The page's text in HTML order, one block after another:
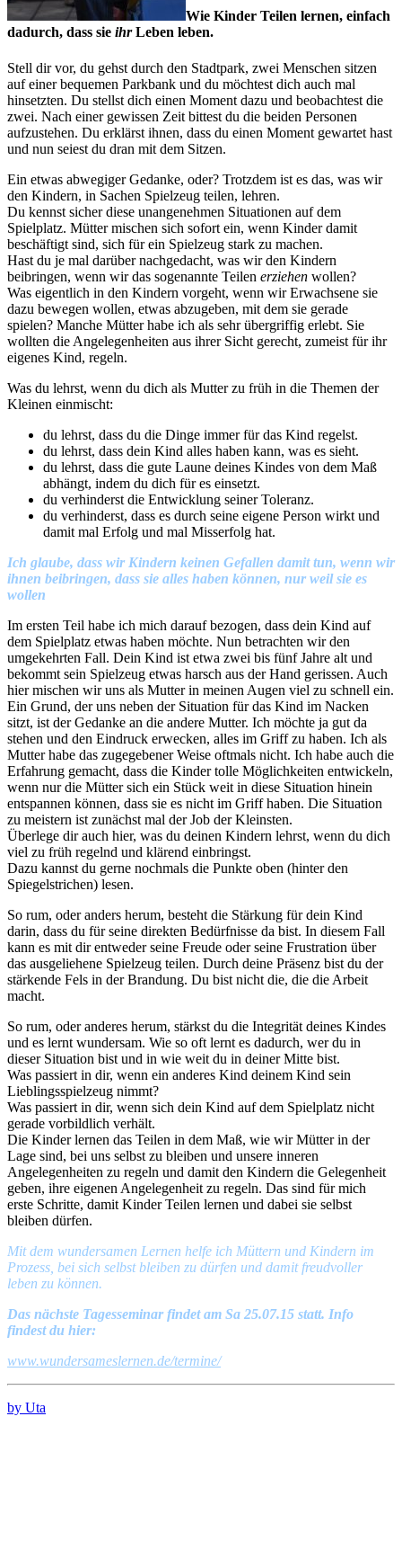
Wie Kinder Teilen lernen, einfach
dadurch, dass sie ihrLeben leben.
Stell dir vor, du gehst durch den Stadtpark, zwei Menschen sitzen
auf einer bequemen Parkbank und du möchtest dich auch mal
hinsetzten. Du stellst dich einen Moment dazu und beobachtest die
zwei. Nach einer gewissen Zeit bittest du die beiden Personen
aufzustehen. Du erklärst ihnen, dass du einen Moment gewartet hast
und nun seiest du dran mit dem Sitzen.
Ein etwas abwegiger Gedanke, oder? Trotzdem ist es das, was wir
den Kindern, in Sachen Spielzeug teilen, lehren.
Du kennst sicher diese unangenehmen Situationen auf dem
Spielplatz. Mütter mischen sich sofort ein, wenn Kinder damit
beschäftigt sind, sich für ein Spielzeug stark zu machen.
Hast du je mal darüber nachgedacht, was wir den Kindern
beibringen, wenn wir das sogenannte Teilen erziehen wollen?
Was eigentlich in den Kindern vorgeht, wenn wir Erwachsene sie
dazu bewegen wollen, etwas abzugeben, mit dem sie gerade
spielen? Manche Mütter habe ich als sehr übergriffig erlebt. Sie
wollten die Angelegenheiten aus ihrer Sicht gerecht, zumeist für ihr
eigenes Kind, regeln.
Was du lehrst, wenn du dich als Mutter zu früh in die Themen der
Kleinen einmischt:
du lehrst, dass du die Dinge immer für das Kind regelst.
du lehrst, dass dein Kind alles haben kann, was es sieht.
du lehrst, dass die gute Laune deines Kindes von dem Maß
abhängt, indem du dich für es einsetzt.
du verhinderst die Entwicklung seiner Toleranz.
du verhinderst, dass es durch seine eigene Person wirkt und
damit mal Erfolg und mal Misserfolg hat.
Ich glaube, dass wir Kindern keinen Gefallen damit tun, wenn wir
ihnen beibringen, dass sie alles haben können, nur weil sie es
wollen
Im ersten Teil habe ich mich darauf bezogen, dass dein Kind auf
dem Spielplatz etwas haben möchte. Nun betrachten wir den
umgekehrten Fall. Dein Kind ist etwa zwei bis fünf Jahre alt und
bekommt sein Spielzeug etwas harsch aus der Hand gerissen. Auch
hier mischen wir uns als Mutter in meinen Augen viel zu schnell ein.
Ein Grund, der uns neben der Situation für das Kind im Nacken
sitzt, ist der Gedanke an die andere Mutter. Ich möchte ja gut da
stehen und den Eindruck erwecken, alles im Griff zu haben. Ich als
Mutter habe das zugegebener Weise oftmals nicht. Ich habe auch die
Erfahrung gemacht, dass die Kinder tolle Möglichkeiten entwickeln,
wenn nur die Mütter sich ein Stück weit in diese Situation hinein
entspannen können, dass sie es nicht im Griff haben. Die Situation
zu meistern ist zunächst mal der Job der Kleinsten.
Überlege dir auch hier, was du deinen Kindern lehrst, wenn du dich
viel zu früh regelnd und klärend einbringst.
Dazu kannst du gerne nochmals die Punkte oben (hinter den
Spiegelstrichen) lesen.
So rum, oder anders herum, besteht die Stärkung für dein Kind
darin, dass du für seine direkten Bedürfnisse da bist. In diesem Fall
kann es mit dir entweder seine Freude oder seine Frustration über
das ausgeliehene Spielzeug teilen. Durch deine Präsenz bist du der
stärkende Fels in der Brandung. Du bist nicht die, die die Arbeit
macht.
So rum, oder anderes herum, stärkst du die Integrität deines Kindes
und es lernt wundersam. Wie so oft lernt es dadurch, wer du in
dieser Situation bist und in wie weit du in deiner Mitte bist.
Was passiert in dir, wenn ein anderes Kind deinem Kind sein
Lieblingsspielzeug nimmt?
Was passiert in dir, wenn sich dein Kind auf dem Spielplatz nicht
gerade vorbildlich verhält.
Die Kinder lernen das Teilen in dem Maß, wie wir Mütter in der
Lage sind, bei uns selbst zu bleiben und unsere inneren
Angelegenheiten zu regeln und damit den Kindern die Gelegenheit
geben, ihre eigenen Angelegenheit zu regeln. Das sind für mich
erste Schritte, damit Kinder Teilen lernen und dabei sie selbst
bleiben dürfen.
Mit dem wundersamen Lernen helfe ich Müttern und Kindern im
Prozess, bei sich selbst bleiben zu dürfen und damit freudvoller
leben zu können.
Das nächste Tagesseminar findet am Sa 25.07.15 statt. Info
findest du hier:
www.wundersameslernen.de/termine/
by Uta